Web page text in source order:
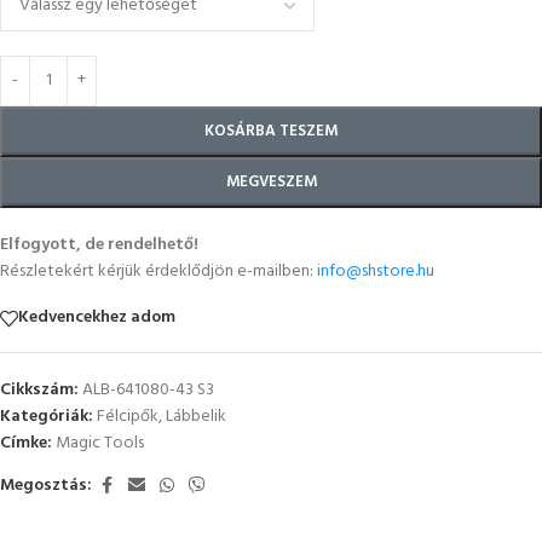
KOSÁRBA TESZEM
MEGVESZEM
Elfogyott, de rendelhető!
Részletekért kérjük érdeklődjön e-mailben:info@shstore.hu
Kedvencekhez adom
Cikkszám:ALB-641080-43 S3
Kategóriák: Félcipők,Lábbelik
Címke: Magic Tools
Megosztás: